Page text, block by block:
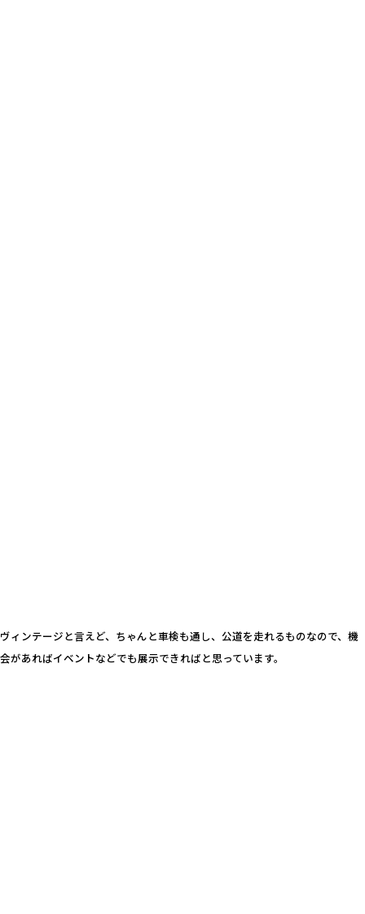
ヴィンテージと言えど、ちゃんと車検も通し、公道を走れるものなので、機
会があればイベントなどでも展示できればと思っています。